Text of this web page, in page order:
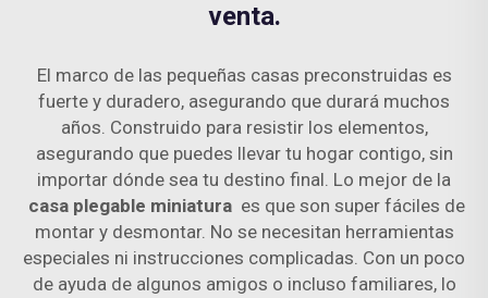
venta.
El marco de las pequeñas casas preconstruidas es
fuerte y duradero, asegurando que durará muchos
años. Construido para resistir los elementos,
asegurando que puedes llevar tu hogar contigo, sin
importar dónde sea tu destino final. Lo mejor de la
casa plegable miniatura es que son super fáciles de
montar y desmontar. No se necesitan herramientas
especiales ni instrucciones complicadas. Con un poco
de ayuda de algunos amigos o incluso familiares, lo